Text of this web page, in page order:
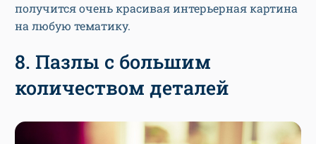
получится очень красивая интерьерная картина
на любую тематику.
8. Пазлы с большим
количеством деталей